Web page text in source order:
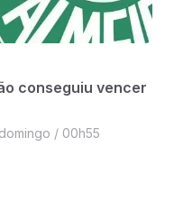
conseguiu vencer
/ 00h55